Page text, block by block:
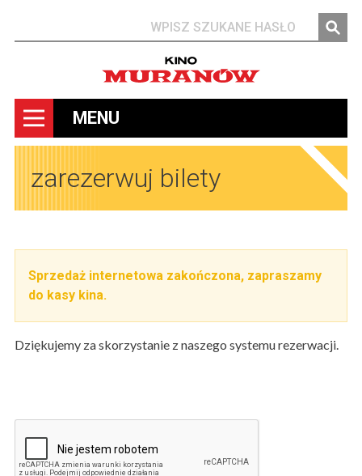
MENU
zarezerwuj bilety
Sprzedaż internetowa zakończona, zapraszamy
do kasy kina.
Dziękujemy za skorzystanie z naszego systemu rezerwacji.